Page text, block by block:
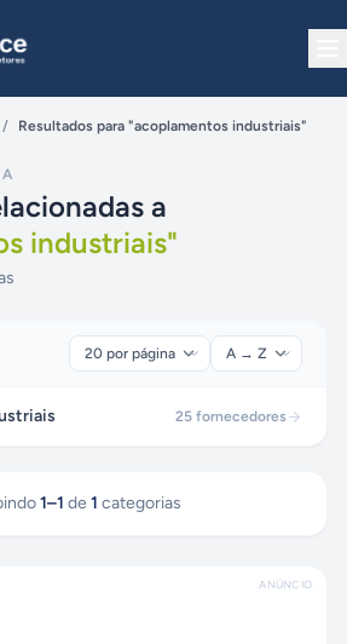
/ Resultados para "acoplamentos industriais"
a
industriais"
25 fornecedores
1–1 de 1 categorias
ANÚNCIO